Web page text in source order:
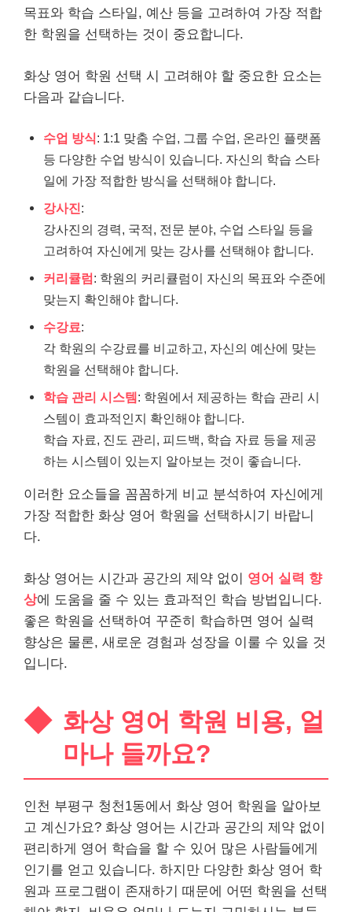
목표와 학습 스타일, 예산 등을 고려하여 가장 적합
한 학원을 선택하는 것이 중요합니다.
화상 영어 학원 선택 시 고려해야 할 중요한 요소는
다음과 같습니다.
수업 방식: 1:1 맞춤 수업, 그룹 수업, 온라인 플랫폼
등 다양한 수업 방식이 있습니다. 자신의 학습 스타
일에 가장 적합한 방식을 선택해야 합니다.
강사진:
강사진의 경력, 국적, 전문 분야, 수업 스타일 등을
고려하여 자신에게 맞는 강사를 선택해야 합니다.
커리큘럼: 학원의 커리큘럼이 자신의 목표와 수준에
맞는지 확인해야 합니다.
수강료:
각 학원의 수강료를 비교하고, 자신의 예산에 맞는
학원을 선택해야 합니다.
학습 관리 시스템: 학원에서 제공하는 학습 관리 시
스템이 효과적인지 확인해야 합니다.
학습 자료, 진도 관리, 피드백, 학습 자료 등을 제공
하는 시스템이 있는지 알아보는 것이 좋습니다.
이러한 요소들을 꼼꼼하게 비교 분석하여 자신에게
가장 적합한 화상 영어 학원을 선택하시기 바랍니
다.
화상 영어는 시간과 공간의 제약 없이 영어 실력 향
상에 도움을 줄 수 있는 효과적인 학습 방법입니다.
좋은 학원을 선택하여 꾸준히 학습하면 영어 실력
향상은 물론, 새로운 경험과 성장을 이룰 수 있을 것
입니다.
화상 영어 학원 비용, 얼
마나 들까요?
인천 부평구 청천1동에서 화상 영어 학원을 알아보
고 계신가요? 화상 영어는 시간과 공간의 제약 없이
편리하게 영어 학습을 할 수 있어 많은 사람들에게
인기를 얻고 있습니다. 하지만 다양한 화상 영어 학
원과 프로그램이 존재하기 때문에 어떤 학원을 선택